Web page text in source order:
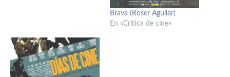
Brava (Roser Aguilar)
En «Crítica de cine»